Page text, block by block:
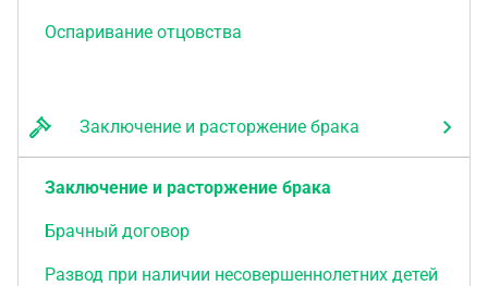
Оспаривание отцовства
Заключение и расторжение брака
Заключение и расторжение брака
Брачный договор
Развод при наличии несовершеннолетних детей